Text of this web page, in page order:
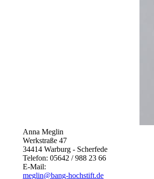
Anna Meglin
Werkstraße 47
34414 Warburg - Scherfede
Telefon: 05642 / 988 23 66
E-Mail:
meglin@bang-hochstift.de